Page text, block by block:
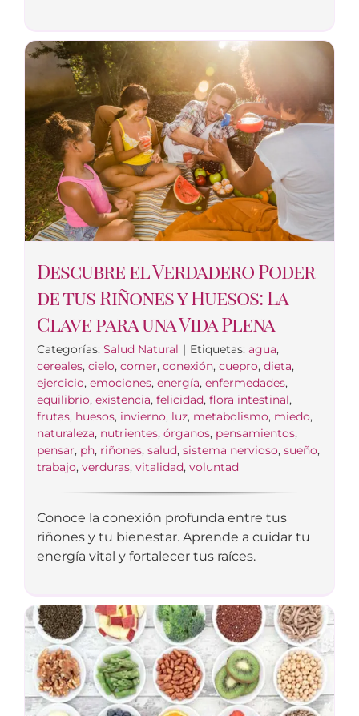
Descubre el Verdadero Poder
de tus Riñones y Huesos: La
Clave para una Vida Plena
Categorías: Salud Natural | Etiquetas: agua,
cereales, cielo, comer, conexión, cuepro, dieta,
ejercicio, emociones, energía, enfermedades,
equilibrio, existencia, felicidad, flora intestinal,
frutas, huesos, invierno, luz, metabolismo, miedo,
naturaleza, nutrientes, órganos, pensamientos,
pensar, ph, riñones, salud, sistema nervioso, sueño,
trabajo, verduras, vitalidad, voluntad
Conoce la conexión profunda entre tus
riñones y tu bienestar. Aprende a cuidar tu
energía vital y fortalecer tus raíces.